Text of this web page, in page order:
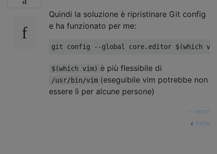
Quindi la soluzione è ripristinare Git config
e ha funzionato per me:
git config --global core. editor $(which
$(which vim) è più flessibile di
/usr/bin/vim (eseguibile vim potrebbe non
essere lì per alcune persone)
ericn
fonte